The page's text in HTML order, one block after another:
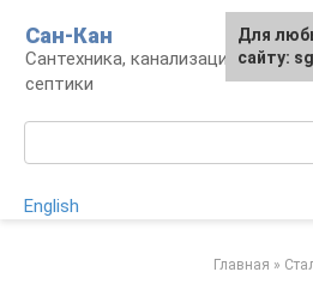
контенту
Сан-Кан
Сантехника, канализация,
септики
English
Главная »
Для
сайту: